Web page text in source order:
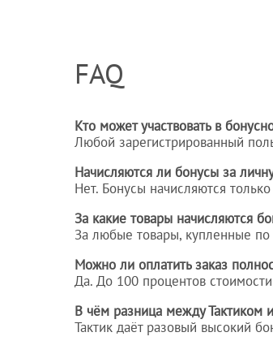
FAQ
Кто может участвовать в
Любой зарегистрированный
Начисляются ли бонусы за
Нет. Бонусы начисляются
За какие товары начисляются
За любые товары, купленные
Можно ли оплатить заказ
Да. До 100 процентов стоимости
В чём разница между Тактиком
Тактик даёт разовый высокий